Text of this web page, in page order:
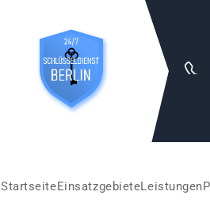
StartseiteEinsatzgebieteLeistungen